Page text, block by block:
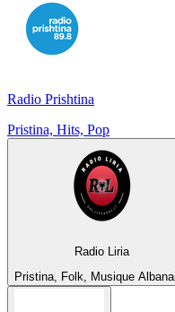
Radio Prishtina
Pristina, Hits, Pop
Radio Liria
Pristina, Folk, Musique